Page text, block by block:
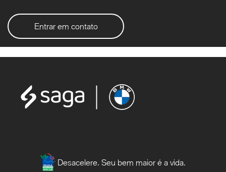
Entrar em contato
Desacelere. Seu bem maior é a vida.